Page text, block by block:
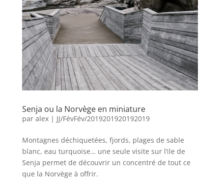
Senja ou la Norvège en miniature
par alex| JJ/FévFév/2019201920192019
Montagnes déchiquetées, fjords, plages de sable
blanc, eau turquoise… une seule visite sur l’ile de
Senja permet de découvrir un concentré de tout ce
que la Norvège à offrir.